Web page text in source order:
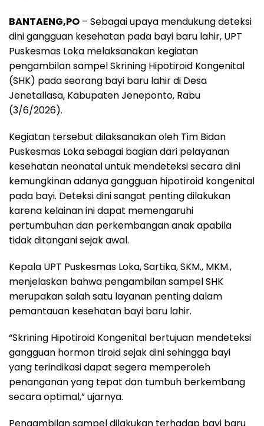
c
e
b
o
o
k
a
t
s
A
p
l
e
g
r
a
r
e
a
d
s
a
r
e
BANTAENG,PO – Sebagai upaya mendukung deteksi
dini gangguan kesehatan pada bayi baru lahir, UPT
Puskesmas Loka melaksanakan kegiatan
pengambilan sampel Skrining Hipotiroid Kongenital
(SHK) pada seorang bayi baru lahir di Desa
Jenetallasa, Kabupaten Jeneponto, Rabu
(3/6/2026).
Kegiatan tersebut dilaksanakan oleh Tim Bidan
Puskesmas Loka sebagai bagian dari pelayanan
kesehatan neonatal untuk mendeteksi secara dini
kemungkinan adanya gangguan hipotiroid kongenital
pada bayi. Deteksi dini sangat penting dilakukan
karena kelainan ini dapat memengaruhi
pertumbuhan dan perkembangan anak apabila
tidak ditangani sejak awal.
Kepala UPT Puskesmas Loka, Sartika, SKM., MKM.,
menjelaskan bahwa pengambilan sampel SHK
merupakan salah satu layanan penting dalam
pemantauan kesehatan bayi baru lahir.
“Skrining Hipotiroid Kongenital bertujuan mendeteksi
gangguan hormon tiroid sejak dini sehingga bayi
yang terindikasi dapat segera memperoleh
penanganan yang tepat dan tumbuh berkembang
secara optimal,” ujarnya.